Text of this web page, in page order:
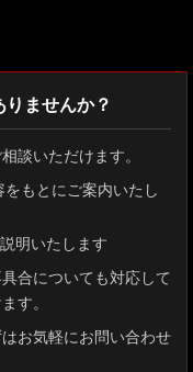
ませんか？
談いただけます。
もとにご案内いたし
明いたします
合についても対応して
す。
お気軽にお問い合わせ